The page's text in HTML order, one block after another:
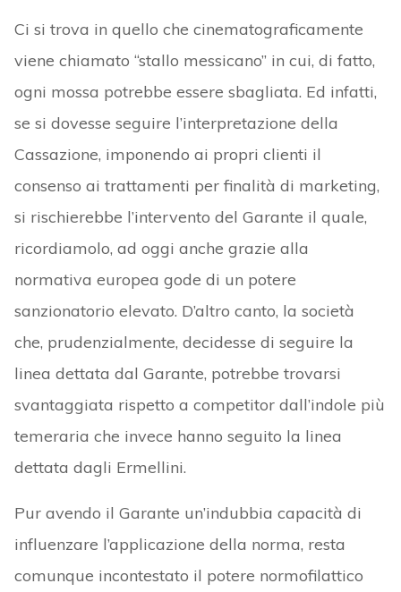
Ci si trova in quello che cinematograficamente
viene chiamato “stallo messicano” in cui, di fatto,
ogni mossa potrebbe essere sbagliata. Ed infatti,
se si dovesse seguire l’interpretazione della
Cassazione, imponendo ai propri clienti il
consenso ai trattamenti per finalità di marketing,
si rischierebbe l’intervento del Garante il quale,
ricordiamolo, ad oggi anche grazie alla
normativa europea gode di un potere
sanzionatorio elevato. D’altro canto, la società
che, prudenzialmente, decidesse di seguire la
linea dettata dal Garante, potrebbe trovarsi
svantaggiata rispetto a competitor dall’indole più
temeraria che invece hanno seguito la linea
dettata dagli Ermellini.
Pur avendo il Garante un’indubbia capacità di
influenzare l’applicazione della norma, resta
comunque incontestato il potere normofilattico